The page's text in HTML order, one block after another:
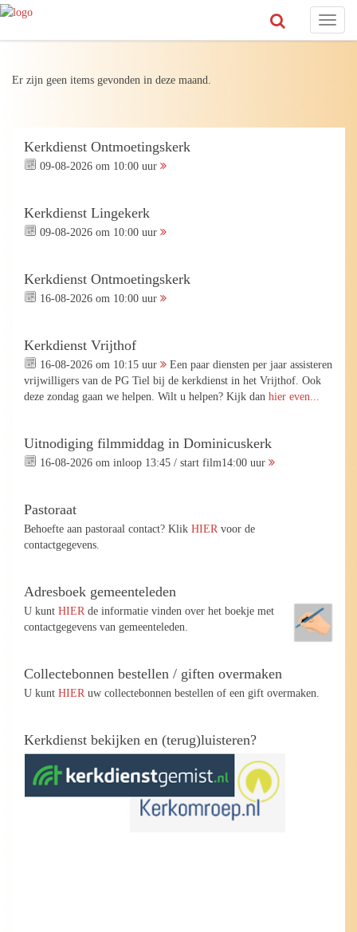
Toggle
Er zijn geen items gevonden in deze maand.
Kerkdienst Ontmoetingskerk
09-08-2026 om 10:00 uur
Kerkdienst Lingekerk
09-08-2026 om 10:00 uur
Kerkdienst Ontmoetingskerk
16-08-2026 om 10:00 uur
Kerkdienst Vrijthof
16-08-2026 om 10:15 uur
Een paar diensten per jaar assisteren
vrijwilligers van de PG Tiel bij de kerkdienst in het Vrijthof. Ook
deze zondag gaan we helpen. Wilt u helpen? Kijk dan hier even...
Uitnodiging filmmiddag in Dominicuskerk
16-08-2026 om inloop 13:45 / start film14:00 uur
Pastoraat
Behoefte aan pastoraal contact? Klik HIER voor de
contactgegevens.
Adresboek gemeenteleden
U kunt HIER de informatie vinden over het boekje met
contactgegevens van gemeenteleden.
Collectebonnen bestellen / giften overmaken
U kunt HIER uw collectebonnen bestellen of een gift overmaken.
Kerkdienst bekijken en (terug)luisteren?